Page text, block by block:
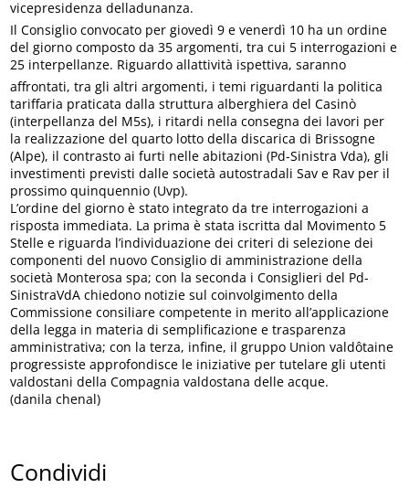
vicepresidenza delladunanza.
Il Consiglio convocato per giovedì 9 e venerdì 10 ha un ordine
del giorno composto da 35 argomenti, tra cui 5 interrogazioni e
25 interpellanze. Riguardo allattività ispettiva, saranno
affrontati, tra gli altri argomenti, i temi riguardanti la politica
tariffaria praticata dalla struttura alberghiera del Casinò
(interpellanza del M5s), i ritardi nella consegna dei lavori per
la realizzazione del quarto lotto della discarica di Brissogne
(Alpe), il contrasto ai furti nelle abitazioni (Pd-Sinistra Vda), gli
investimenti previsti dalle società autostradali Sav e Rav per il
prossimo quinquennio (Uvp).
L’ordine del giorno è stato integrato da tre interrogazioni a
risposta immediata. La prima è stata iscritta dal Movimento 5
Stelle e riguarda l’individuazione dei criteri di selezione dei
componenti del nuovo Consiglio di amministrazione della
società Monterosa spa; con la seconda i Consiglieri del Pd-
SinistraVdA chiedono notizie sul coinvolgimento della
Commissione consiliare competente in merito all’applicazione
della legga in materia di semplificazione e trasparenza
amministrativa; con la terza, infine, il gruppo Union valdôtaine
progressiste approfondisce le iniziative per tutelare gli utenti
valdostani della Compagnia valdostana delle acque.
(danila chenal)
Condividi